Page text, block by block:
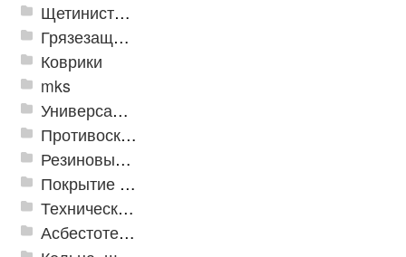
Щетинистые покрытия
Грязезащитные, влаговпитывающие покрытия
Коврики
mks
Универсальные модульные покрытия
Противоскользящая защита для лестниц, профили, ленты
Резиновые и ПВХ дорожки
Покрытие из резиновой крошки
Техническая резина
Асбестотехнические и теплоизоляционные материалы